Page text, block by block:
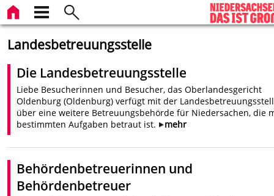
Landesbetreuungsstelle
Die Landesbetreuungsstelle
Liebe Besucherinnen und Besucher, das Oberlandesgericht
Oldenburg (Oldenburg) verfügt mit der
über eine weitere Betreuungsbehörde für Niedersachen, die
bestimmten Aufgaben betraut ist.
mehr
Behördenbetreuerinnen und
Behördenbetreuer